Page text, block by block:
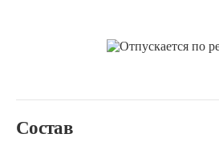
Состав